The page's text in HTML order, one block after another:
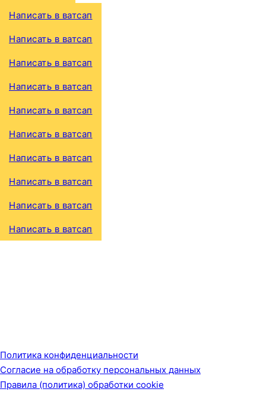
Написать в ватсап
Написать в ватсап
Написать в ватсап
Написать в ватсап
Написать в ватсап
Написать в ватсап
Написать в ватсап
Написать в ватсап
Написать в ватсап
Написать в ватсап
Политика конфиденциальности
Согласие на обработку персональных данных
Правила (политика) обработки cookie